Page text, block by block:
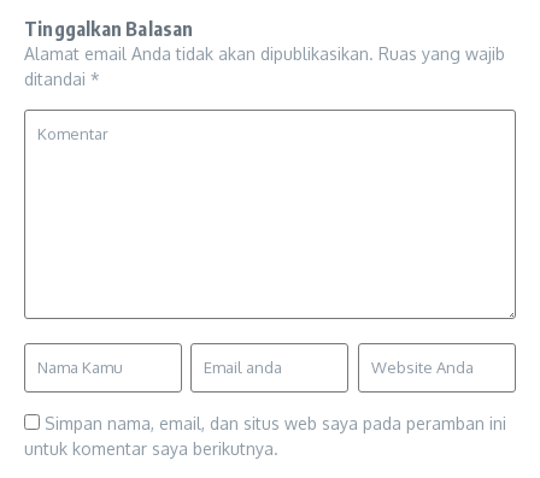
Tinggalkan Balasan
Alamat email Anda tidak akan dipublikasikan. Ruas yang wajib
ditandai *
Simpan nama, email, dan situs web saya pada peramban ini
untuk komentar saya berikutnya.